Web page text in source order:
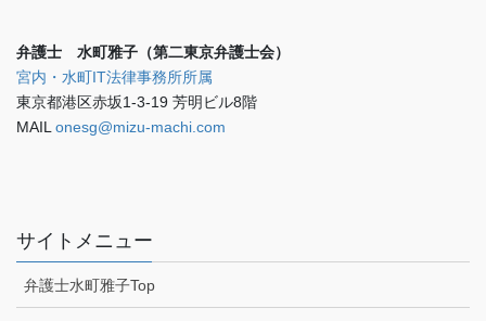
弁護士 水町雅子（第二東京弁護士会）
宮内・水町IT法律事務所所属
東京都港区赤坂1-3-19 芳明ビル8階
MAIL onesg@mizu-machi.com
サイトメニュー
弁護士水町雅子Top